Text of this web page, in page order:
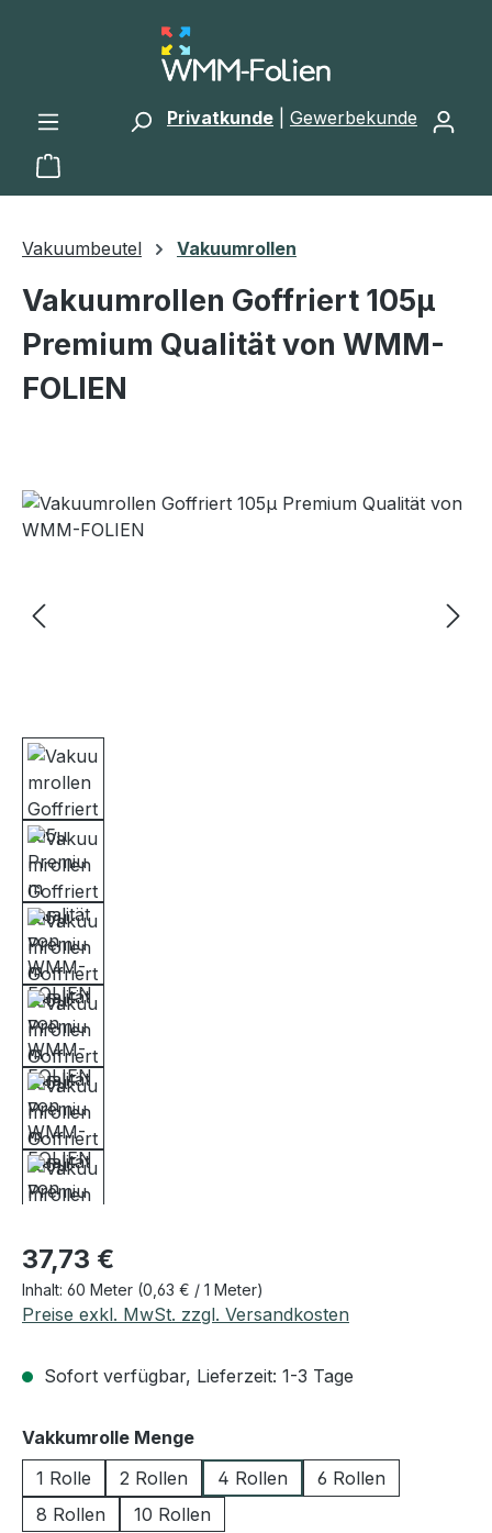
Zum Hauptinhalt springen
Privatkunde Gewerbekunde
Warenkorb enthält 0 Positionen. Der
Vakuumbeutel Vakuumrollen
Vakuumrollen Goffriert 105µ
Premium Qualität von WMM-
FOLIEN
Bildergalerie überspringen
Regulärer Preis:
37,73 €
Inhalt: 60 Meter (0,63 € / 1 Meter)
Preise exkl. MwSt. zzgl. Versandkosten
Sofort verfügbar, Lieferzeit: 1-3 Tage
Vakkumrolle Mengeauswählen
1 Rolle
2 Rollen 4 Rollen
6 Rollen
8 Rollen
10 Rollen